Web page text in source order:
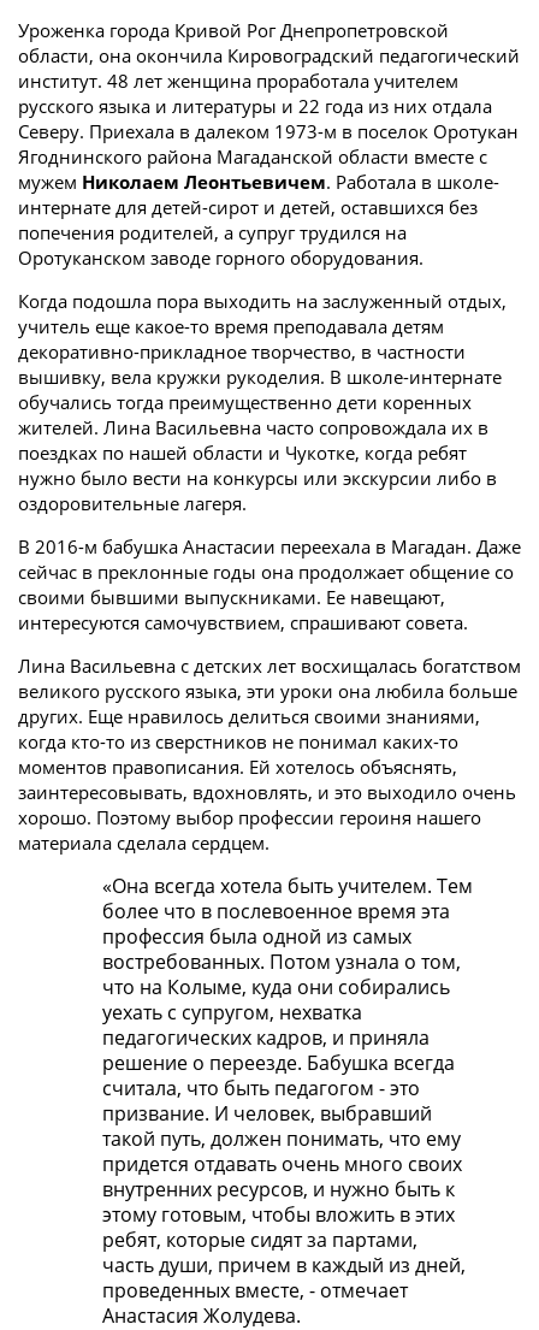
Уроженка города Кривой Рог Днепропетровской
области, она окончила Кировоградский педагогический
институт. 48 лет женщина проработала учителем
русского языка и литературы и 22 года из них отдала
Северу. Приехала в далеком 1973-м в поселок Оротукан
Ягоднинского района Магаданской области вместе с
мужем Николаем Леонтьевичем. Работала в школе-
интернате для детей-сирот и детей, оставшихся без
попечения родителей, а супруг трудился на
Оротуканском заводе горного оборудования.
Когда подошла пора выходить на заслуженный отдых,
учитель еще какое-то время преподавала детям
декоративно-прикладное творчество, в частности
вышивку, вела кружки рукоделия. В школе-интернате
обучались тогда преимущественно дети коренных
жителей. Лина Васильевна часто сопровождала их в
поездках по нашей области и Чукотке, когда ребят
нужно было вести на конкурсы или экскурсии либо в
оздоровительные лагеря.
В 2016-м бабушка Анастасии переехала в Магадан. Даже
сейчас в преклонные годы она продолжает общение со
своими бывшими выпускниками. Ее навещают,
интересуются самочувствием, спрашивают совета.
Лина Васильевна с детских лет восхищалась богатством
великого русского языка, эти уроки она любила больше
других. Еще нравилось делиться своими знаниями,
когда кто-то из сверстников не понимал каких-то
моментов правописания. Ей хотелось объяснять,
заинтересовывать, вдохновлять, и это выходило очень
хорошо. Поэтому выбор профессии героиня нашего
материала сделала сердцем.
«Она всегда хотела быть учителем. Тем
более что в послевоенное время эта
профессия была одной из самых
востребованных. Потом узнала о том,
что на Колыме, куда они собирались
уехать с супругом, нехватка
педагогических кадров, и приняла
решение о переезде. Бабушка всегда
считала, что быть педагогом - это
призвание. И человек, выбравший
такой путь, должен понимать, что ему
придется отдавать очень много своих
внутренних ресурсов, и нужно быть к
этому готовым, чтобы вложить в этих
ребят, которые сидят за партами,
часть души, причем в каждый из дней,
проведенных вместе, - отмечает
Анастасия Жолудева.